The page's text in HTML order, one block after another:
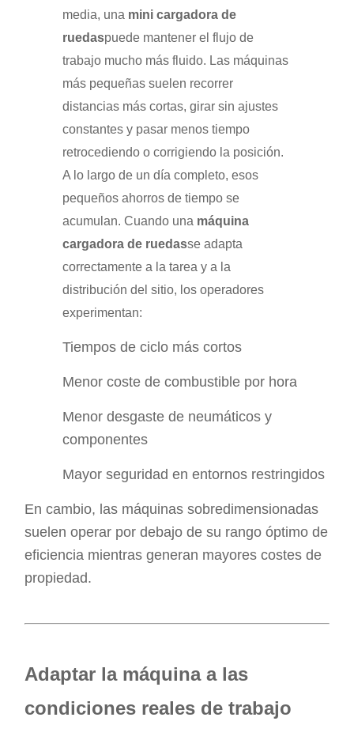
media, una mini cargadora de
ruedaspuede mantener el flujo de
trabajo mucho más fluido. Las máquinas
más pequeñas suelen recorrer
distancias más cortas, girar sin ajustes
constantes y pasar menos tiempo
retrocediendo o corrigiendo la posición.
A lo largo de un día completo, esos
pequeños ahorros de tiempo se
acumulan. Cuando una máquina
cargadora de ruedasse adapta
correctamente a la tarea y a la
distribución del sitio, los operadores
experimentan:
Tiempos de ciclo más cortos
Menor coste de combustible por hora
Menor desgaste de neumáticos y
componentes
Mayor seguridad en entornos restringidos
En cambio, las máquinas sobredimensionadas
suelen operar por debajo de su rango óptimo de
eficiencia mientras generan mayores costes de
propiedad.
Adaptar la máquina a las
condiciones reales de trabajo